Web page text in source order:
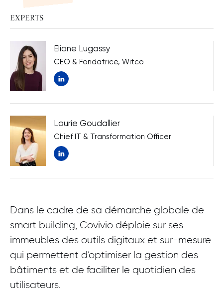
EXPERTS
Eliane Lugassy
CEO & Fondatrice, Witco
Nouvelle fenêtre
Laurie Goudallier
Chief IT & Transformation Officer
Nouvelle fenêtre
Dans le cadre de sa démarche globale de
smart building, Covivio déploie sur ses
immeubles des outils digitaux et sur-mesure
qui permettent d’optimiser la gestion des
bâtiments et de faciliter le quotidien des
utilisateurs.